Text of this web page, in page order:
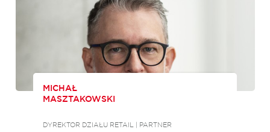
MICHAŁ
MASZTAKOWSKI
DYREKTOR DZIAŁU RETAIL | PARTNER